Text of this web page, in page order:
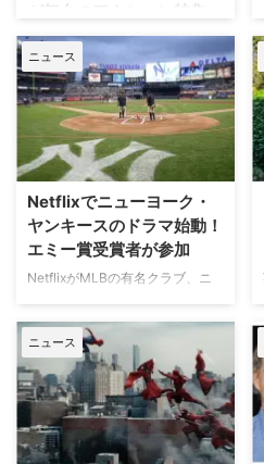
が舞台のアクション特集」
放送
日本で唯一のアクション海外ドラ
マ専門チャンネル「アクションチ
ャンネル」にて、8月11日の山の
日に合わせた特別編成「山が舞台
のアクション特集」が放送され
る。 8月11日「山の日」に注目の
山岳アクション2作品を特別編成
今回の特集では、米陸軍特殊部隊
出身の保安官が山岳地帯の町で起
きる難事件に挑む全米大ヒット作
『ブルーリッジ 山岳捜査網』が
独占日本初放送。さらに、元特殊
部隊員の父親が娘を守るために大
自然を駆け巡るフランス発の話題
作『デビルズ・リープ～娘を守
れ！最強の親父』が一挙放送され
る。雄大な自然の中で繰り広 …
ニュース
Netflixでニューヨーク・
ヤンキースのドラマ始動！
エミー賞受賞者が参加
NetflixがMLBの有名クラブ、ニ
した新作ドラマシリーズの開発を
進めている。米Varietyが報じ
た。 『オザークへようこそ』ジ
ェイソン・ベイトマンも関与
Netflixは、今年3月のMLB開幕戦
をライヴ配信したのを皮切りに、
7月のホームランダービーもリリ
ニュース